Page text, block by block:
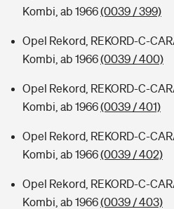
Kombi, ab 1966(0039 / 399)
Opel Rekord, REKORD-C-
Kombi, ab 1966(0039 / 400)
Opel Rekord, REKORD-C-
Kombi, ab 1966(0039 / 401)
Opel Rekord, REKORD-C-
Kombi, ab 1966(0039 / 402)
Opel Rekord, REKORD-C-
Kombi, ab 1966(0039 / 403)